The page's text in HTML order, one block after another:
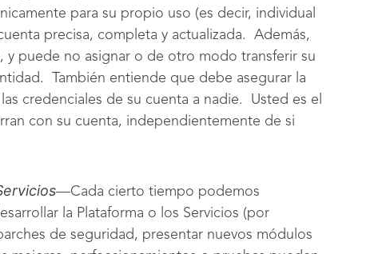
para su propio uso (es decir, individual
precisa, completa y actualizada. Además,
y puede no asignar o de otro modo transferir su
También entiende que debe asegurar la
credenciales de su cuenta a nadie. Usted es el
con su cuenta, independientemente de si
—Cada cierto tiempo podemos
la Plataforma o los Servicios (por
de seguridad, presentar nuevos módulos